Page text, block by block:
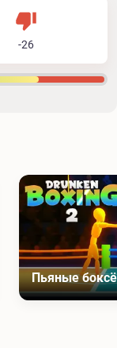
-26Не нравится
Пьяные